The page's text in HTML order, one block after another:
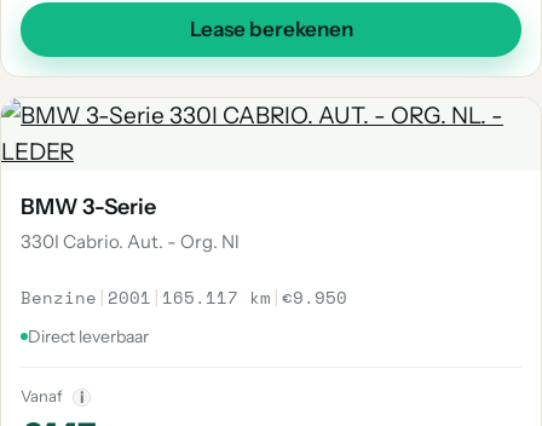
Lease berekenen
BMW 3-Serie
330I Cabrio. Aut. - Org. Nl
Benzine | 2001 | 165.117 km |€9.950
Direct leverbaar
Vanaf i